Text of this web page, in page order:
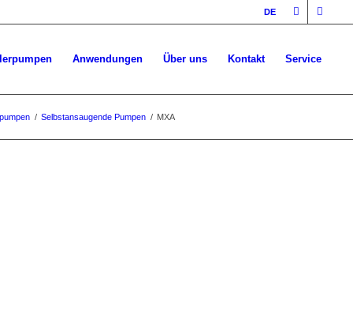
DE
Anwendungen Über uns Kontakt Service
/ Selbstansaugende Pumpen / MXA